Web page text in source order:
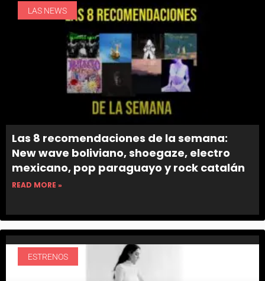
LAS NEWS
Las 8 recomendaciones de la semana:
New wave boliviano, shoegaze, electro
mexicano, pop paraguayo y rock catalán
READ MORE »
ESTRENOS